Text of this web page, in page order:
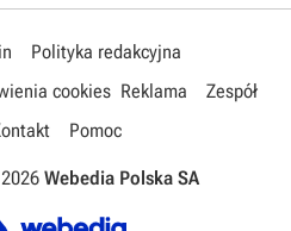
Polityka redakcyjna
cookies Reklama
Zespół
Pomoc
2026 Webedia Polska SA